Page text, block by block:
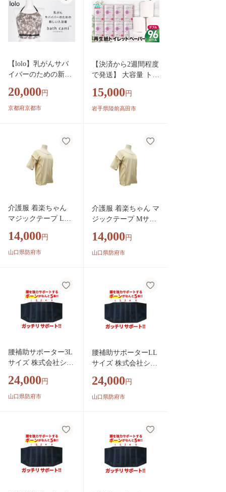
ンキング 送料無料 岩
手県 一関市 といれっ
とぺーぱー だぶる
【lolo】乳がんサバ
イバーのための新し
(バスキャミ)｜京都
ケアウェア 入浴着
脱しやすい 撥水性
乳がん 術後用 カバ
ー バスタイム サウ
ナ 人気 おすすめ お
取り寄せ 通販 送料
20,000 円
京都府京都市
【決済から2週間程度
で発送】 大容量 トイ
ル 96ロール (12ロー
ル×8袋) 【 シルクホ
蓄 防災 防災グッズ
無香料 SDGs 陸前高
田市の古紙使用 大容
量 業務用 】 RT2633
15,000 円
岩手県陸前高田市
介護服 着楽ちゃん
マジックテープ Lサ
ス 山口県 防府市 A-
D48 介護用 パジャマ
防臭 ワンタッチ肌着
着脱 楽
14,000 円
山口県防府市
介護服 着楽ちゃん マ
ジックテープ Mサイ
山口県 防府市 A-D47
介護用 パジャマ 寝巻
ワンタッチ肌着 着脱
14,000 円
山口県防府市
腰補助サポーター3L
サイズ 株式会社シー
-D22 腰痛 ベルト 骨
盤ベルト コルセット
ート 幅広 姿勢 介護
日本製
24,000 円
山口県防府市
腰補助サポーターLL
サイズ 株式会社シー
-D23 腰痛 ベルト 骨
盤ベルト コルセット
ト 幅広 姿勢 介護 日
24,000 円
山口県防府市